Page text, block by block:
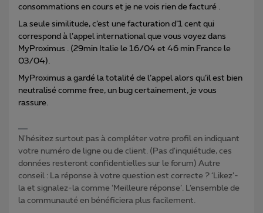
consommations en cours et je ne vois rien de facturé .
La seule similitude, c’est une facturation d’1 cent qui
correspond à l’appel international que vous voyez dans
MyProximus . (29min Italie le 16/04 et 46 min France le
03/04).
MyProximus a gardé la totalité de l’appel alors qu’il est bien
neutralisé comme free, un bug certainement, je vous
rassure.
N'hésitez surtout pas à compléter votre profil en indiquant
votre numéro de ligne ou de client. (Pas d'inquiétude, ces
données resteront confidentielles sur le forum) Autre
conseil : La réponse à votre question est correcte ? ‘Likez’-
la et signalez-la comme ‘Meilleure réponse’. L’ensemble de
la communauté en bénéficiera plus facilement.